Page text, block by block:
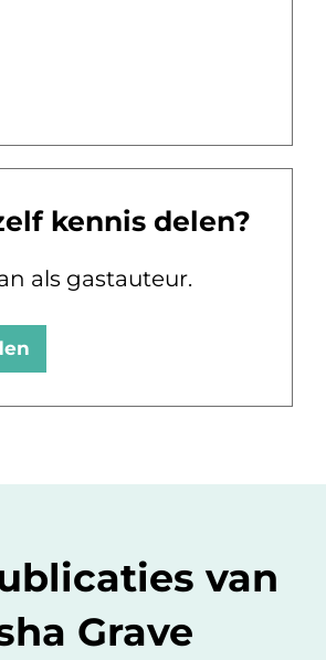
kennis delen?
als gastauteur.
van
Grave